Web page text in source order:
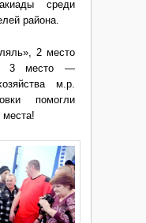
среди
района.
2 место
3 место —
м.р.
помогли
места!